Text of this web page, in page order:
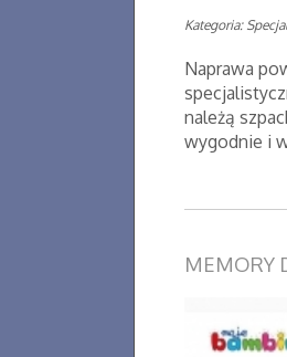
Kategoria:
Naprawa
należą
wygodnie i
MEMORY